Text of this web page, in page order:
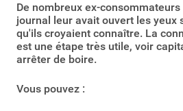
De nombreux ex-
journal leur avait ouvert les yeux
qu'ils croyaient connaître. La
est une étape très utile, voir
arrêter de boire.
Vous pouvez :